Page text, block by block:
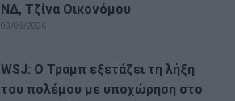
ΝΔ, Τζίνα Οικονόμου
09/08/2026
WSJ: Ο Τραμπ εξετάζει τη λήξη
του πολέμου με υποχώρηση στο